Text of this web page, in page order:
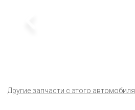
Другие запчасти с этого автомобиля